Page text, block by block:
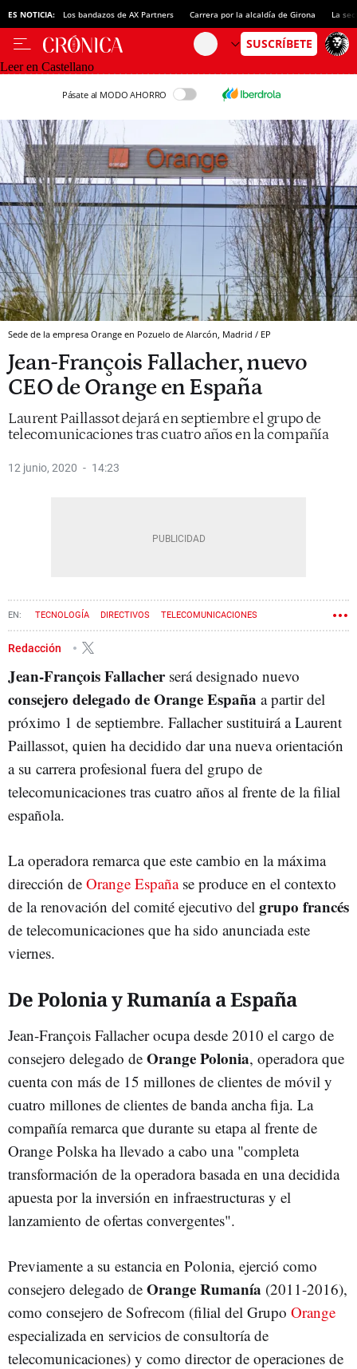
ES NOTICIA: Los bandazos de AX Partners Carrera por la alcaldía de Girona La
Leer en Castellano
Pásate al MODO AHORRO
Sede de la empresa Orange en Pozuelo de Alarcón, Madrid / EP
Jean-François Fallacher, nuevo
CEO de Orange en España
Laurent Paillassot dejará en septiembre el grupo de
telecomunicaciones tras cuatro años en la compañía
12 junio, 2020 14:23
TECNOLOGÍA DIRECTIVOS TELECOMUNICACIONES
Redacción
Jean-François Fallacher será designado nuevo
consejero delegado de Orange España a partir del
próximo 1 de septiembre. Fallacher sustituirá a Laurent
Paillassot, quien ha decidido dar una nueva orientación
a su carrera profesional fuera del grupo de
telecomunicaciones tras cuatro años al frente de la filial
española.
La operadora remarca que este cambio en la máxima
dirección de Orange Españase produce en el contexto
de la renovación del comité ejecutivo del grupo francés
de telecomunicaciones que ha sido anunciada este
viernes.
De Polonia y Rumanía a España
Jean-François Fallacher ocupa desde 2010 el cargo de
consejero delegado de Orange Polonia, operadora que
cuenta con más de 15 millones de clientes de móvil y
cuatro millones de clientes de banda ancha fija. La
compañía remarca que durante su etapa al frente de
Orange Polska ha llevado a cabo una "completa
transformación de la operadora basada en una decidida
apuesta por la inversión en infraestructuras y el
lanzamiento de ofertas convergentes".
Previamente a su estancia en Polonia, ejerció como
consejero delegado de Orange Rumanía (2011-2016),
como consejero de Sofrecom (filial del Grupo Orange
especializada en servicios de consultoría de
telecomunicaciones) y como director de operaciones de